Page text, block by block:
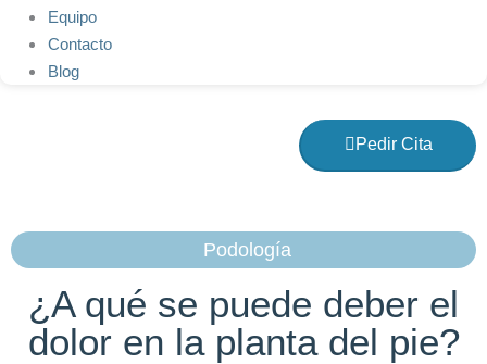
Equipo
Contacto
Blog
Pedir Cita
Podología
¿A qué se puede deber el
dolor en la planta del pie?